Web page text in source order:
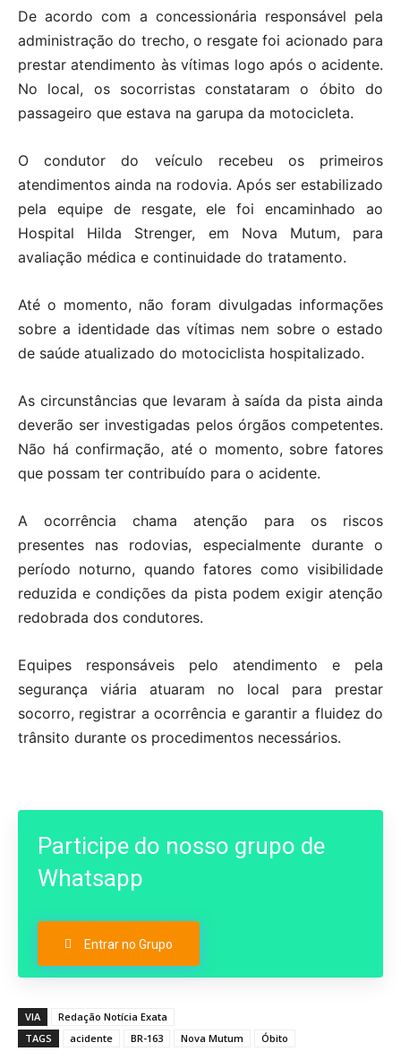
De acordo com a concessionária responsável pela
administração do trecho, o resgate foi acionado para
prestar atendimento às vítimas logo após o acidente.
No local, os socorristas constataram o óbito do
passageiro que estava na garupa da motocicleta.
O condutor do veículo recebeu os primeiros
atendimentos ainda na rodovia. Após ser estabilizado
pela equipe de resgate, ele foi encaminhado ao
Hospital Hilda Strenger, em Nova Mutum, para
avaliação médica e continuidade do tratamento.
Até o momento, não foram divulgadas informações
sobre a identidade das vítimas nem sobre o estado
de saúde atualizado do motociclista hospitalizado.
As circunstâncias que levaram à saída da pista ainda
deverão ser investigadas pelos órgãos competentes.
Não há confirmação, até o momento, sobre fatores
que possam ter contribuído para o acidente.
A ocorrência chama atenção para os riscos
presentes nas rodovias, especialmente durante o
período noturno, quando fatores como visibilidade
reduzida e condições da pista podem exigir atenção
redobrada dos condutores.
Equipes responsáveis pelo atendimento e pela
segurança viária atuaram no local para prestar
socorro, registrar a ocorrência e garantir a fluidez do
trânsito durante os procedimentos necessários.
Participe do nosso grupo de
Whatsapp
Entrar no Grupo
VIA
Redação Notícia Exata
TAGS
acidente BR-163 Nova Mutum Óbito